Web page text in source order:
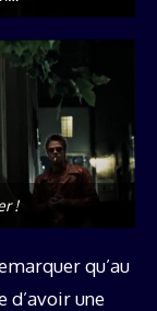
!
qu’au
d’avoir une